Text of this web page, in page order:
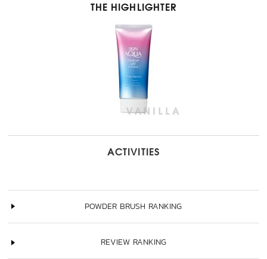
THE HIGHLIGHTER
ACTIVITIES
POWDER BRUSH RANKING
REVIEW RANKING